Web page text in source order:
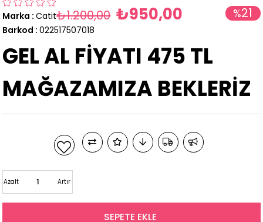
Marka : Catit %21
₺1.200,00 ₺950,00
Barkod : 022517507018
GEL AL FİYATI 475 TL
MAĞAZAMIZA BEKLERİZ
Artır
Azalt